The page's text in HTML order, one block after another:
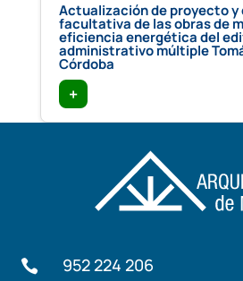
Actualización de proyecto
facultativa de las obras de
eficiencia energética del
administrativo múltiple
Córdoba
+
 952 224 206